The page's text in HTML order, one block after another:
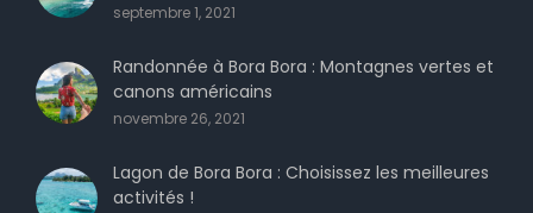
septembre 1, 2021
Randonnée à Bora Bora : Montagnes vertes et
canons américains
novembre 26, 2021
Lagon de Bora Bora : Choisissez les meilleures
activités !